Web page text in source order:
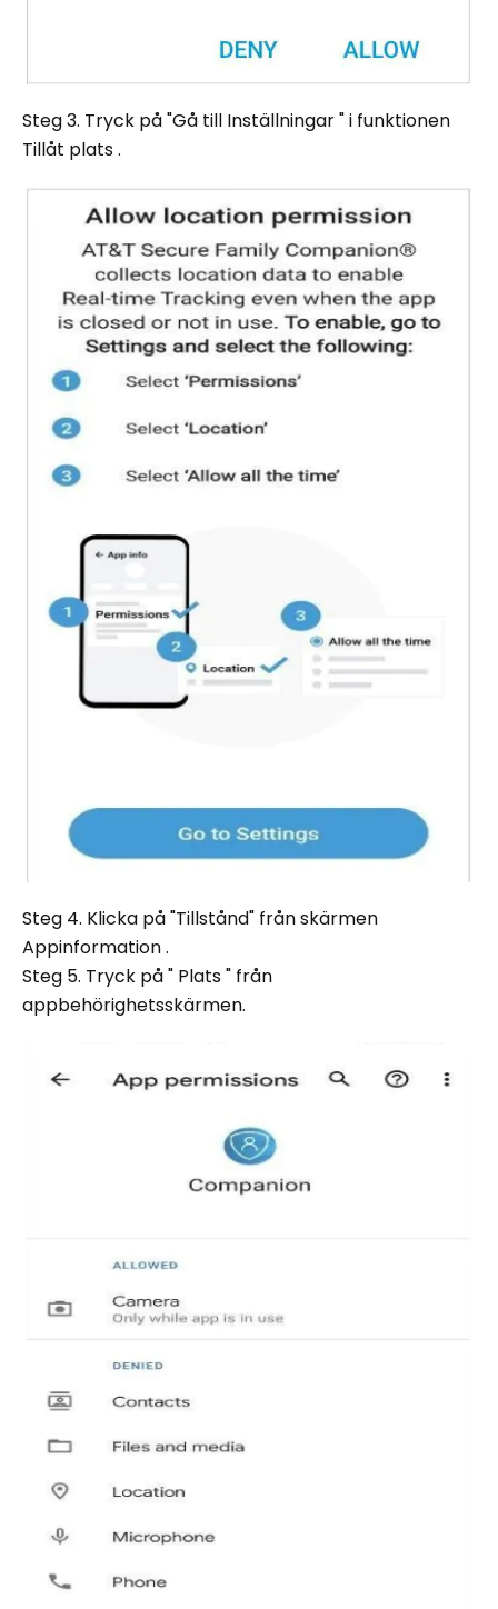
Steg 3. Tryck på "Gå till Inställningar " i funktionen
Tillåt plats .
Steg 4. Klicka på "Tillstånd" från skärmen
Appinformation .
Steg 5. Tryck på " Plats " från
appbehörighetsskärmen.